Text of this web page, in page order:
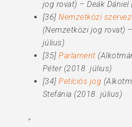
jog rovat) – Deák
[36]Nemzetközi
(Nemzetközi jog rovat)
július)
[35]Parlament
Péter (2018. július)
[34]Petíciós jog
Stefánia (2018. július)
”